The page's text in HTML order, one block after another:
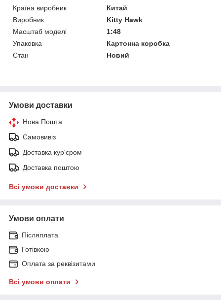
Країна виробник
Китай
Виробник
Kitty Hawk
Масштаб моделі
1:48
Упаковка
Картонна коробка
Стан
Новий
Умови доставки
Нова Пошта
Самовивіз
Доставка кур'єром
Доставка поштою
Всі умови доставки
Умови оплати
Післяплата
Готівкою
Оплата за реквізитами
Всі умови оплати